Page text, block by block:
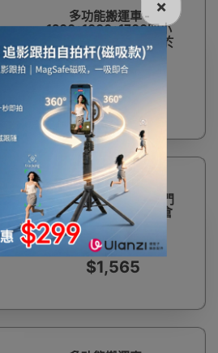
多功能搬運車 -
1200*1000*1700四小
門 | 物流手推車 | 適用於
倉庫 | 物流中心必備
$1,988
多功能搬運車 -
1100*800*1700四小門
| 物流手推車 | 適用於倉
庫 | 物流中心必備
$1,565
×